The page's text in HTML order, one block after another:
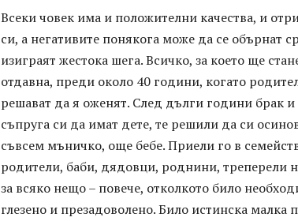
Всеки човек има и положителни качества, и
си, а негативите понякога може да се обърнат
изиграят жестока шега. Всичко, за което ще
отдавна, преди около 40 години, когато
решават да я оженят. След дълги години брак
съпруга си да имат дете, те решили да си
съвсем мъничко, още бебе. Приели го в
родители, баби, дядовци, роднини, треперели
за всяко нещо – повече, отколкото било
глезено и презадоволено. Било истинска малка